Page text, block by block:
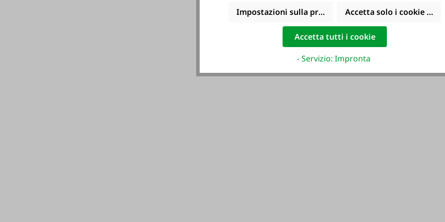
Impostazioni sulla privacy Accetta solo i cookie
Accetta tutti i cookie
- Servizio: Impronta